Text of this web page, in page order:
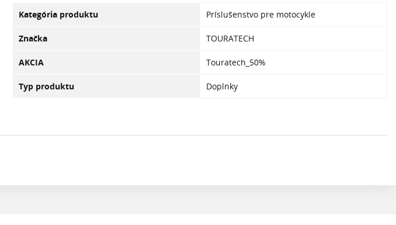
Kategória produktu Príslušenstvo pre motocykle
Značka TOURATECH
AKCIA Touratech_50%
Typ produktu Doplnky